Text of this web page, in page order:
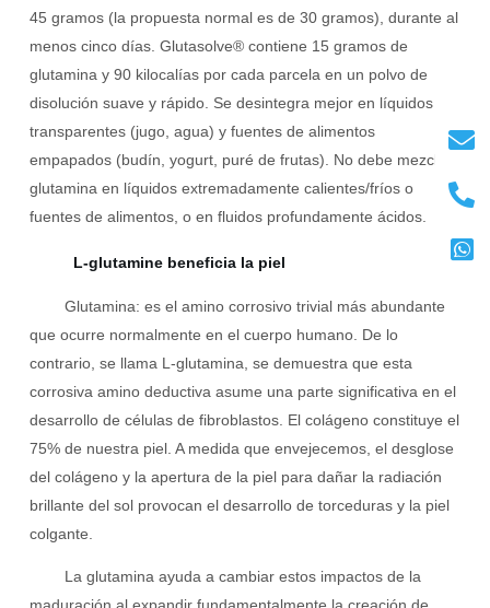
45 gramos (la propuesta normal es de 30 gramos), durante al
menos cinco días. Glutasolve® contiene 15 gramos de
glutamina y 90 kilocalías por cada parcela en un polvo de
disolución suave y rápido. Se desintegra mejor en líquidos
transparentes (jugo, agua) y fuentes de alimentos
empapados (budín, yogurt, puré de frutas). No debe mezclar
glutamina en líquidos extremadamente calientes/fríos o
fuentes de alimentos, o en fluidos profundamente ácidos.
L-glutamine beneficia la piel
Glutamina: es el amino corrosivo trivial más abundante
que ocurre normalmente en el cuerpo humano. De lo
contrario, se llama L-glutamina, se demuestra que esta
corrosiva amino deductiva asume una parte significativa en el
desarrollo de células de fibroblastos. El colágeno constituye el
75% de nuestra piel. A medida que envejecemos, el desglose
del colágeno y la apertura de la piel para dañar la radiación
brillante del sol provocan el desarrollo de torceduras y la piel
colgante.
La glutamina ayuda a cambiar estos impactos de la